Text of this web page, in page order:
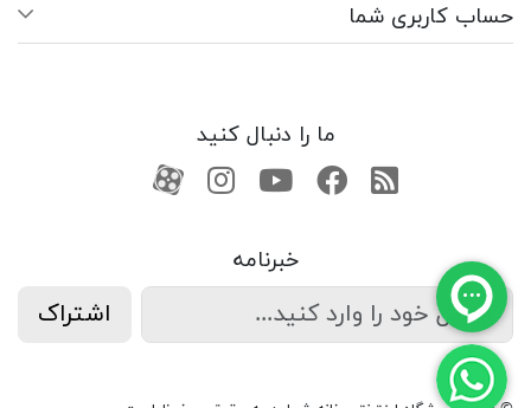
حساب کاربری شما
ما را دنبال کنید
RSSفیسبوکیوتیوبکانال آپارات
کانال آپارات
خبرنامه
اشتراک